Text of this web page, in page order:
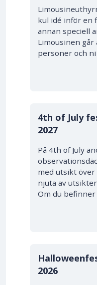
kul idé inför en
annan speciell
Limousinen
personer och
4th of July
2027
På 4th of July
med utsikt över
njuta av
Om du
2026